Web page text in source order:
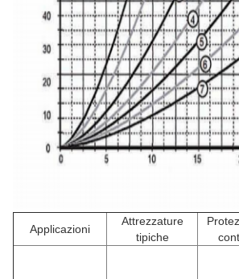
Applicazioni
Attrezzature
tipiche